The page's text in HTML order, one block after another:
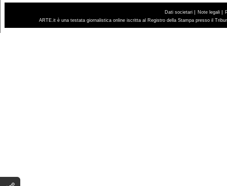
Dati societari | Note legali |
ARTE.it è una testata giornalistica online iscritta al Registro della Stampa presso il